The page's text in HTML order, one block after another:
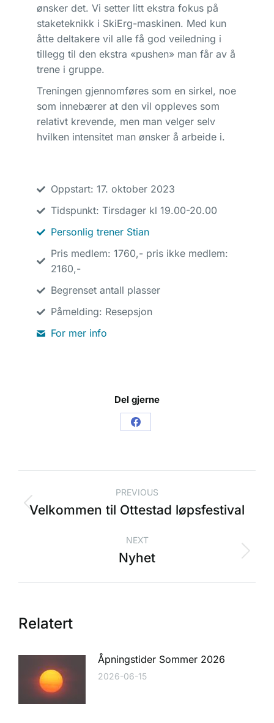
ønsker det. Vi setter litt ekstra fokus på
staketeknikk i SkiErg-maskinen. Med kun
åtte deltakere vil alle få god veiledning i
tillegg til den ekstra «pushen» man får av å
trene i gruppe.
Treningen gjennomføres som en sirkel, noe
som innebærer at den vil oppleves som
relativt krevende, men man velger selv
hvilken intensitet man ønsker å arbeide i.
Oppstart: 17. oktober 2023
Tidspunkt: Tirsdager kl 19.00-20.00
Personlig trener Stian
Pris medlem: 1760,- pris ikke medlem:
2160,-
Begrenset antall plasser
Påmelding: Resepsjon
For mer info
Del gjerne
PREVIOUS
Velkommen til Ottestad løpsfestival
NEXT
Nyhet
Relatert
Åpningstider Sommer 2026
2026-06-15